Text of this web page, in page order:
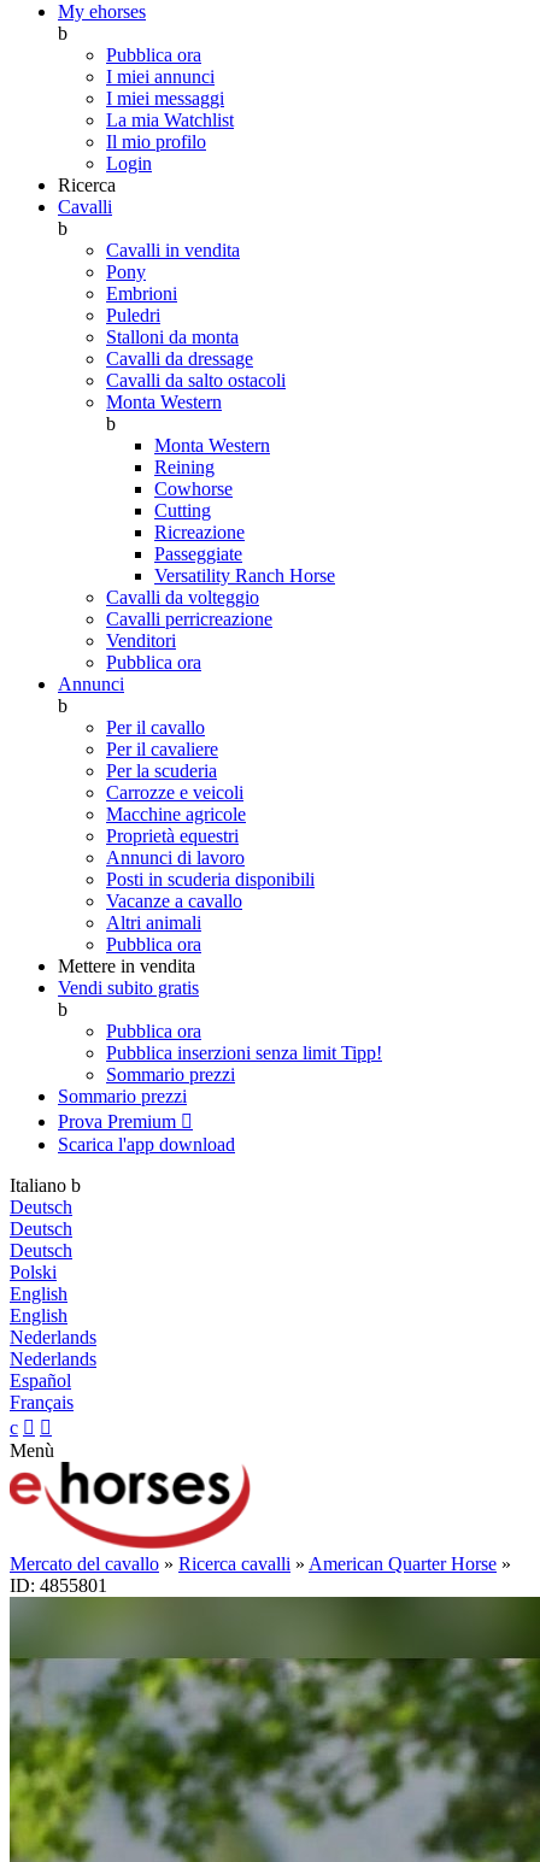
My ehorses
b
Pubblica ora
I miei annunci
I miei messaggi
La mia Watchlist
Il mio profilo
Login
Ricerca
Cavalli
b
Cavalli in vendita
Pony
Embrioni
Puledri
Stalloni da monta
Cavalli da dressage
Cavalli da salto ostacoli
Monta Western
b
Monta Western
Reining
Cowhorse
Cutting
Ricreazione
Passeggiate
Versatility Ranch Horse
Cavalli da volteggio
Cavalli perricreazione
Venditori
Pubblica ora
Annunci
b
Per il cavallo
Per il cavaliere
Per la scuderia
Carrozze e veicoli
Macchine agricole
Proprietà equestri
Annunci di lavoro
Posti in scuderia disponibili
Vacanze a cavallo
Altri animali
Pubblica ora
Mettere in vendita
Vendi subito gratis
b
Pubblica ora
Pubblica inserzioni senza limit Tipp!
Sommario prezzi
Sommario prezzi
Prova Premium 
Scarica l'app download
Italiano b
Deutsch
Deutsch
Deutsch
Polski
English
English
Nederlands
Nederlands
Español
Français
c  
Menù
Mercato del cavallo » Ricerca cavalli » American Quarter Horse »
ID: 4855801